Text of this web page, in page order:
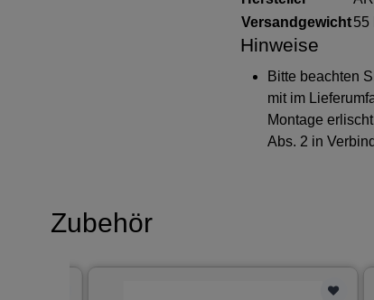
Versandgewicht55
Hinweise
Bitte beachten
mit im
Montage
Abs. 2 in
Zubehör